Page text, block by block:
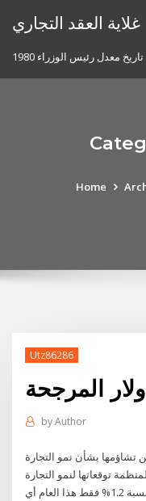
غلاية العقد التجاري
تاريخ معدل رئيس الوزراء 1980
Home
Utz86286
المرجحة
byAuthor
تشاؤمها بشأن نمو التجارة
توقعاتها لنمو التجارة
الدولية، مرجحة نمو تجارة البضائع العالمية بنسبة 1.2% فقط هذا العام أي